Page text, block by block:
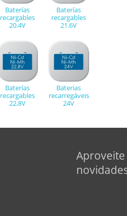
Baterías
recargables
20.4V
Baterías
recargables
21.6V
Baterías
recargables
22.8V
Baterias
recarregáveis
24V
Aproveite